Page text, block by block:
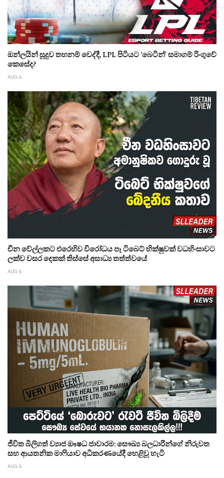
ඔන්ලයින් සූදුව තහනම් වෙද්දී, LPL පිටියට ‘බෙටින්’ සමාගම් රිංගුවේ
කෙසේද?
AUG 6
චීන වේල්ලකට එරෙහිව විරෝධය පෑ ටිබෙට් භික්ෂුවක් වධහිංසාවට
ලක්ව වසර දෙකක් තිස්සේ අසාධ්‍ය තත්ත්වයේ
AUG 6
ජීවිත බිලිගත් ව්‍යාජ ඖෂධ ජාවාරම: සෞඛ්‍ය බලධාරීන්ගේ නිරුවත
සහ ආයතනික මාෆියාව අධිකරණයේදී හෙළිවූ හැටි
AUG 6